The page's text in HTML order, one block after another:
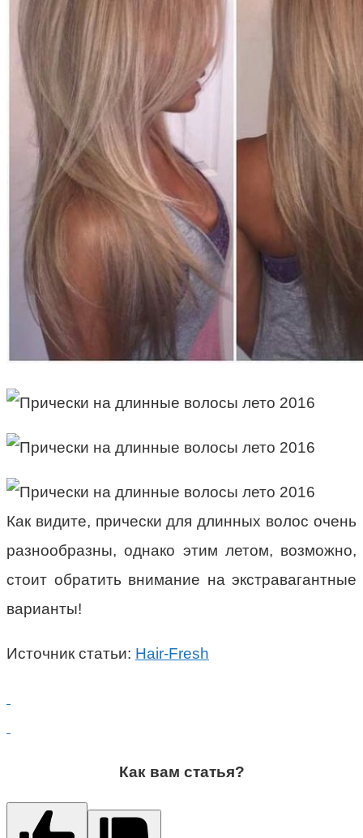
Как видите, прически для длинных волос очень
разнообразны, однако этим летом, возможно,
стоит обратить внимание на экстравагантные
варианты!
Источник статьи: Hair-Fresh
Как вам статья?